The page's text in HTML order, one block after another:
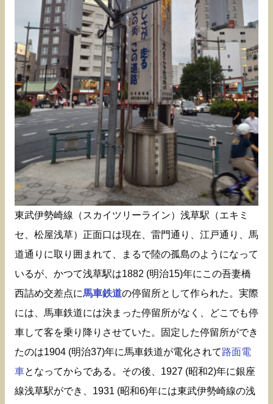
東武伊勢崎線（スカイツリーライン）浅草駅（エキミ
セ、松屋浅草）正面口は現在、雷門通り、江戸通り、馬
道通りに取り囲まれて、まるで陸の孤島のようになって
いるが、かつて浅草駅は1882 (明治15)年にこの吾妻橋
西詰め交差点に馬車鉄道の停留所として作られた。実際
には、馬車鉄道には決まった停留所がなく、どこでも停
車して客を乗り降りさせていた。固定した停留所ができ
たのは1904 (明治37)年に馬車鉄道が電化されて路面電
車となってからである。その後、1927 (昭和2)年に銀座
線浅草駅ができ、1931 (昭和6)年には東武伊勢崎線の浅